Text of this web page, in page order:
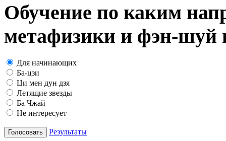
Обучение по каким
метафизики и фэн-шуй
Для начинающих
Ба-цзи
Ци мен дун дзя
Летящие звезды
Ба Чжай
Не интересует
Голосовать Результаты